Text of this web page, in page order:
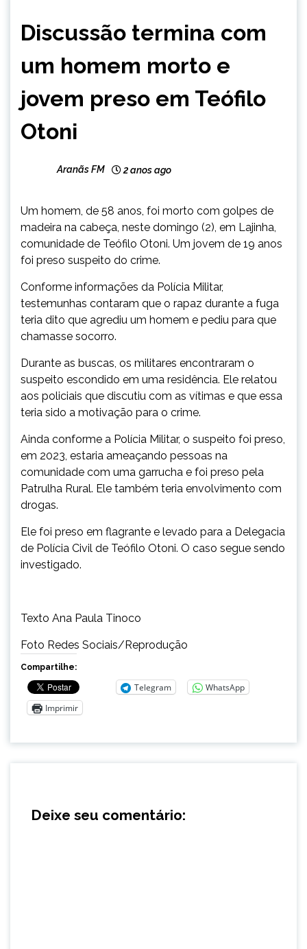
GERAIS
Discussão termina com
um homem morto e
jovem preso em Teófilo
Otoni
Aranãs FM 2 anos ago
Um homem, de 58 anos, foi morto com golpes de
madeira na cabeça, neste domingo (2), em Lajinha,
comunidade de Teófilo Otoni. Um jovem de 19 anos
foi preso suspeito do crime.
Conforme informações da Polícia Militar,
testemunhas contaram que o rapaz durante a fuga
teria dito que agrediu um homem e pediu para que
chamasse socorro.
Durante as buscas, os militares encontraram o
suspeito escondido em uma residência. Ele relatou
aos policiais que discutiu com as vítimas e que essa
teria sido a motivação para o crime.
Ainda conforme a Polícia Militar, o suspeito foi preso,
em 2023, estaria ameaçando pessoas na
comunidade com uma garrucha e foi preso pela
Patrulha Rural. Ele também teria envolvimento com
drogas.
Ele foi preso em flagrante e levado para a Delegacia
de Polícia Civil de Teófilo Otoni. O caso segue sendo
investigado.
Texto Ana Paula Tinoco
Foto Redes Sociais/Reprodução
Compartilhe:
Telegram
WhatsApp
Imprimir
Deixe seu comentário: